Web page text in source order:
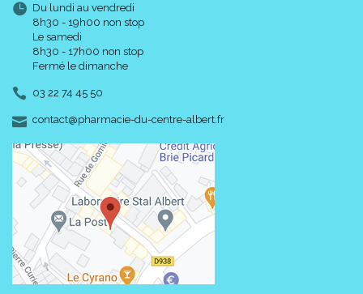
Du lundi au vendredi
8h30 - 19h00 non stop
Le samedi
8h30 - 17h00 non stop
Fermé le dimanche
03 22 74 45 50
contact-
@-
pharmacie-du-centre-albert.fr